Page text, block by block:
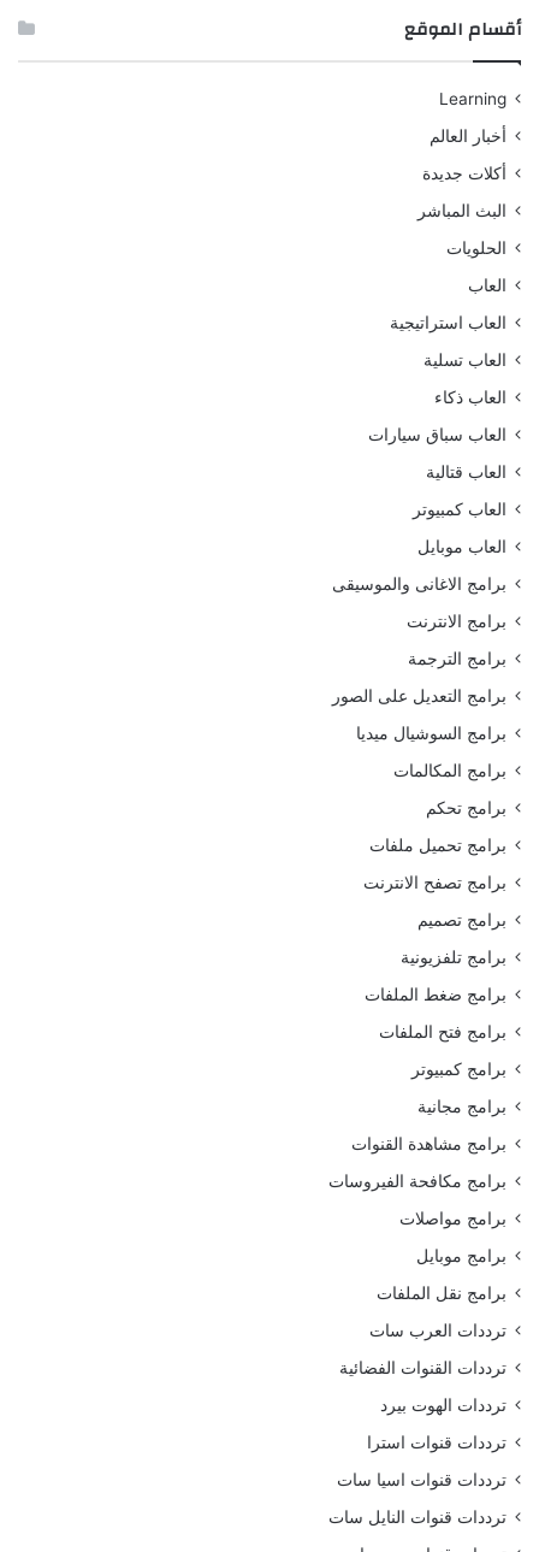
أقسام الموقع
Learning
أخبار العالم
أكلات جديدة
البث المباشر
الحلويات
العاب
العاب استراتيجية
العاب تسلية
العاب ذكاء
العاب سباق سيارات
العاب قتالية
العاب كمبيوتر
العاب موبايل
برامج الاغانى والموسيقى
برامج الانترنت
برامج الترجمة
برامج التعديل على الصور
برامج السوشيال ميديا
برامج المكالمات
برامج تحكم
برامج تحميل ملفات
برامج تصفح الانترنت
برامج تصميم
برامج تلفزيونية
برامج ضغط الملفات
برامج فتح الملفات
برامج كمبيوتر
برامج مجانية
برامج مشاهدة القنوات
برامج مكافحة الفيروسات
برامج مواصلات
برامج موبايل
برامج نقل الملفات
ترددات العرب سات
ترددات القنوات الفضائية
ترددات الهوت بيرد
ترددات قنوات استرا
ترددات قنوات اسيا سات
ترددات قنوات النايل سات